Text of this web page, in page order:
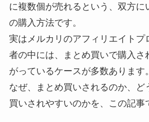
に複数個が売れるという、双方に
の購入方法です。
実はメルカリのアフィリエイトプ
者の中には、まとめ買いで購入さ
がっているケースが多数あります。
なぜ、まとめ買いされるのか、ど
買いされやすいのかを、この記事